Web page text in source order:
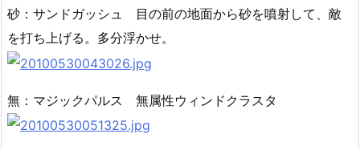
砂：サンドガッシュ 目の前の地面から砂を噴射して、敵
を打ち上げる。多分浮かせ。
無：マジックパルス 無属性ウィンドクラスタ